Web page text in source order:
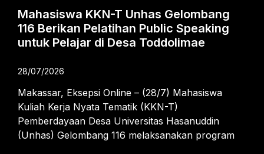
Mahasiswa KKN-T Unhas Gelombang
116 Berikan Pelatihan Public Speaking
untuk Pelajar di Desa Toddolimae
28/07/2026
Makassar, Eksepsi Online – (28/7) Mahasiswa
Kuliah Kerja Nyata Tematik (KKN-T)
Pemberdayaan Desa Universitas Hasanuddin
(Unhas) Gelombang 116 melaksanakan program